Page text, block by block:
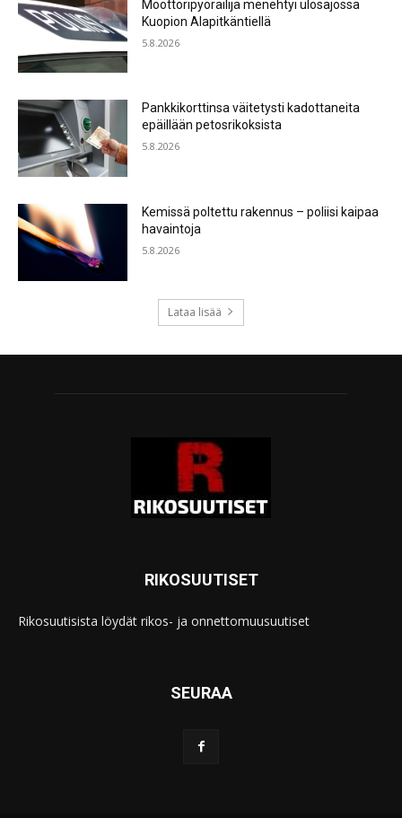
Moottoripyöräilijä menehtyi ulosajossa
Kuopion Alapitkäntiellä
5.8.2026
Pankkikorttinsa väitetysti kadottaneita
epäillään petosrikoksista
5.8.2026
Kemissä poltettu rakennus – poliisi kaipaa
havaintoja
5.8.2026
Lataa lisää
RIKOSUUTISET
Rikosuutisista löydät rikos- ja onnettomuusuutiset
SEURAA